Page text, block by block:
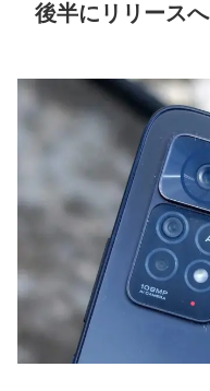
後半にリリースへ